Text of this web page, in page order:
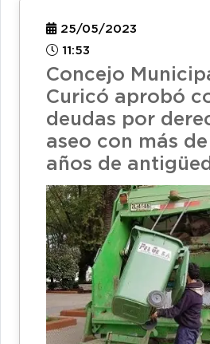
25/05/2023
11:53
Concejo
Curicó aprobó
deudas por
aseo con más
años de